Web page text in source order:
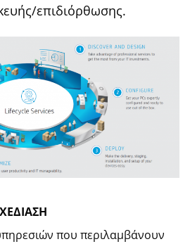
επιδιόρθωσης.
που περιλαμβάνουν